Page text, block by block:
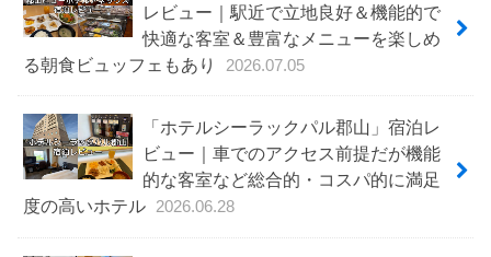
レビュー｜駅近で立地良好＆機能的で
快適な客室＆豊富なメニューを楽しめ
る朝食ビュッフェもあり
2026.07.05
「ホテルシーラックパル郡山」宿泊レ
ビュー｜車でのアクセス前提だが機能
的な客室など総合的・コスパ的に満足
度の高いホテル
2026.06.28